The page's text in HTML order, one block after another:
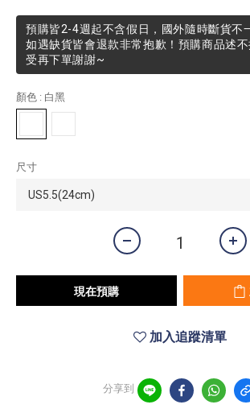
預購皆2-4週起不含假日，國外隨時斷貨不
如遇缺貨皆會退款非常抱歉！預購商品述
受再下單謝謝~
顏色 : 白黑
尺寸
現在預購
加入追蹤清單
分享到